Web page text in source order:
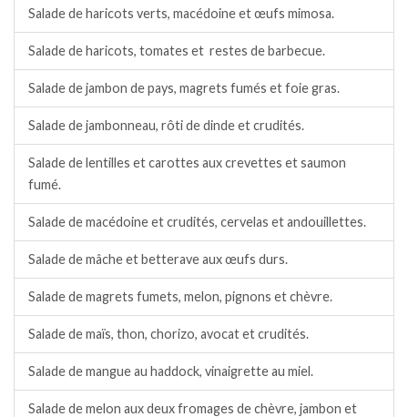
Salade de haricots verts, macédoine et œufs mimosa.
Salade de haricots, tomates et restes de barbecue.
Salade de jambon de pays, magrets fumés et foie gras.
Salade de jambonneau, rôti de dinde et crudités.
Salade de lentilles et carottes aux crevettes et saumon
fumé.
Salade de macédoine et crudités, cervelas et andouillettes.
Salade de mâche et betterave aux œufs durs.
Salade de magrets fumets, melon, pignons et chèvre.
Salade de maïs, thon, chorizo, avocat et crudités.
Salade de mangue au haddock, vinaigrette au miel.
Salade de melon aux deux fromages de chèvre, jambon et